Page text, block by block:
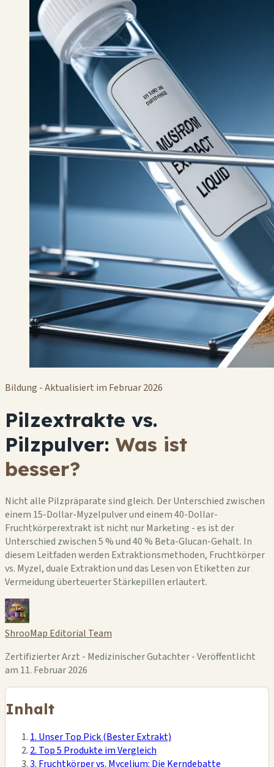
Bildung - Aktualisiert im Februar 2026
Pilzextrakte vs.
Pilzpulver: Was ist
besser?
Nicht alle Pilzpräparate sind gleich. Der Unterschied zwischen
einem 15-Dollar-Myzelpulver und einem 40-Dollar-
Fruchtkörperextrakt ist nicht nur Marketing - es ist der
Unterschied zwischen 5 % und 40 % Beta-Glucan-Gehalt. In
diesem Leitfaden werden Extraktionsmethoden, Fruchtkörper
vs. Myzel, duale Extraktion und das Lesen von Etiketten zur
Vermeidung überteuerter Stärkepillen erläutert.
ShrooMap Editorial Team
Zertifizierter Arzt - Medizinischer Gutachter - Veröffentlicht
am 11. Februar 2026
Inhalt
1. Unser Top Pick (Bester Extrakt)
2. Top 5 Produkte im Vergleich
3. Fruchtkörper vs. Mycelium: Die Kerndebatte